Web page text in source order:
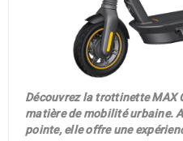
Découvrez la trottinette MAX
matière de mobilité urbaine.
pointe, elle offre une